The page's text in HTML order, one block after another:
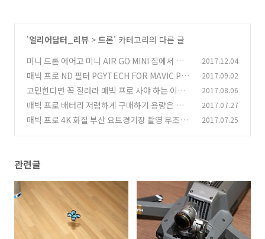
'얼리어답터_리뷰 > 드론' 카테고리의 다른 글
미니 드론 에어고 미니 AIR GO MINI 집에서 날리
기 안전한
(8)
2017.12.04
매빅 프로 ND 필터 PGYTECH FOR MAVIC PR
O FILTER
(3)
2017.09.02
고민한다면 꼭 질러라 매빅 프로 사야 하는 이유
(5)
2017.08.06
매빅 프로 배터리 저렴하게 구매하기 용량은 더
높아
(6)
2017.07.27
매빅 프로 4K 화질 부산 요트경기장 촬영 무조건
2017.07.25
관련글